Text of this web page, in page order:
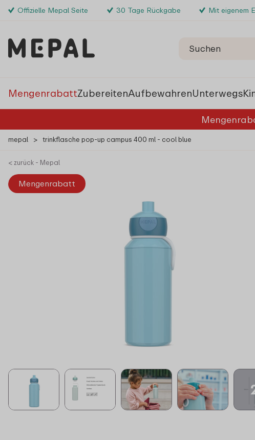
Offizielle Mepal Seite 30 Tage Rückgabe Mit eigenem
MengenrabattZubereitenAufbewahrenUnterwegs
mepal > trinkflasche pop-up campus 400 ml - cool blue
< zurück - Mepal
Mengenrabatt